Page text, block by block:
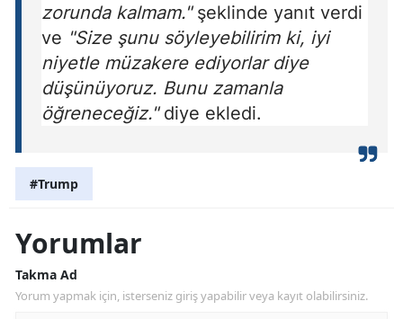
zorunda kalmam."şeklinde yanıt verdi
ve "Size şunu söyleyebilirim ki, iyi
niyetle müzakere ediyorlar diye
düşünüyoruz. Bunu zamanla
öğreneceğiz."diye ekledi.
#Trump
Yorumlar
Takma Ad
Yorum yapmak için, isterseniz giriş yapabilir veya kayıt olabilirsiniz.